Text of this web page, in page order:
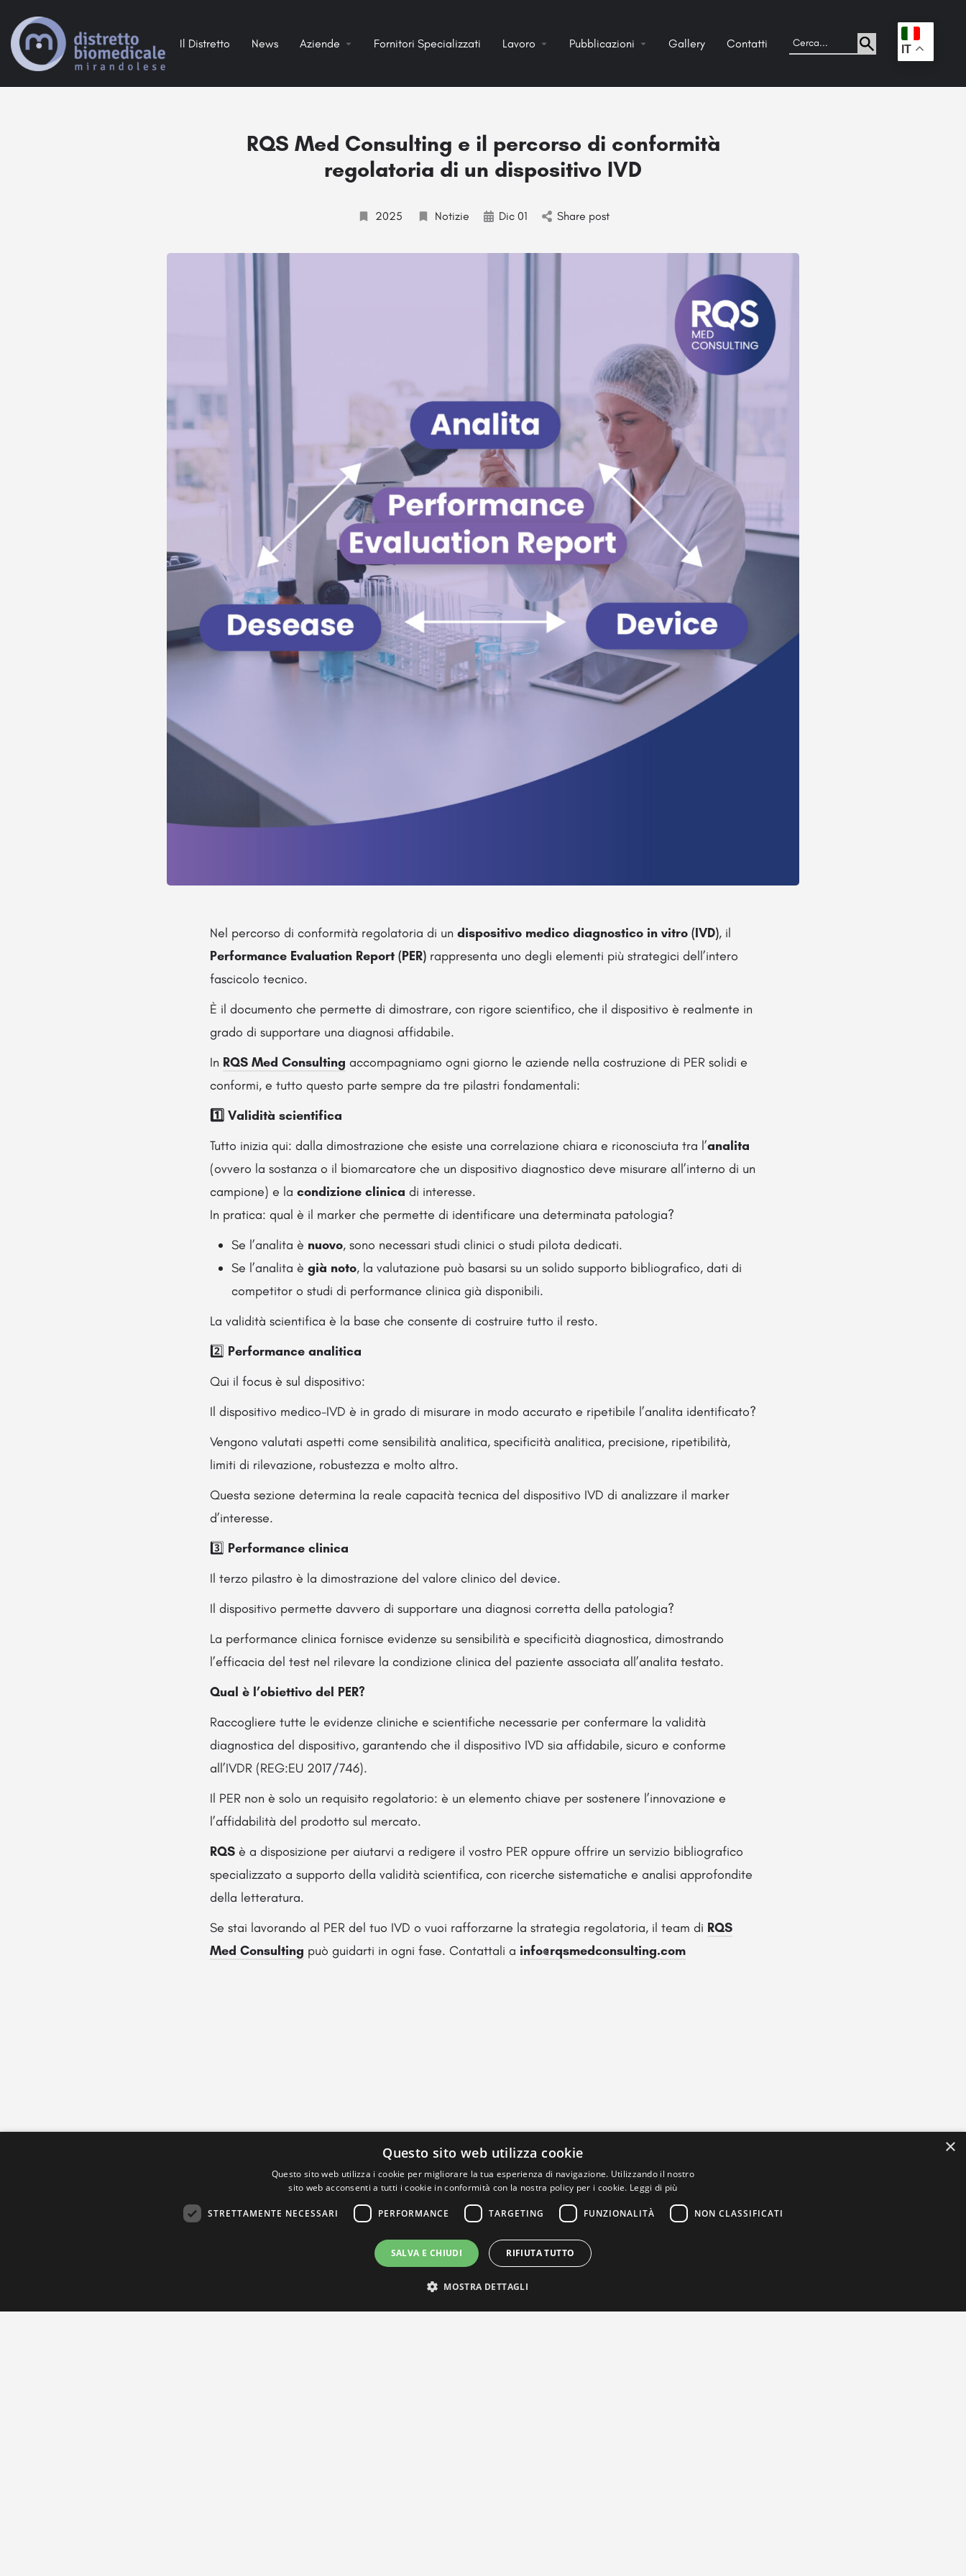
Il Distretto News Aziende Fornitori Specializzati Lavoro Pubblicazioni Gallery Contatti . IT
RQS Med Consulting e il percorso di conformità
regolatoria di un dispositivo IVD
2025 Notizie Dic 01 Share post
Nel percorso di conformità regolatoria di un dispositivo medico diagnostico in vitro (IVD), il
Performance Evaluation Report (PER) rappresenta uno degli elementi più strategici dell’intero
fascicolo tecnico.
È il documento che permette di dimostrare, con rigore scientifico, che il dispositivo è realmente in
grado di supportare una diagnosi affidabile.
In RQS Med Consulting accompagniamo ogni giorno le aziende nella costruzione di PER solidi e
conformi, e tutto questo parte sempre da tre pilastri fondamentali:
1️ ⃣ Validità scientifica
Tutto inizia qui: dalla dimostrazione che esiste una correlazione chiara e riconosciuta tra l’analita
(ovvero la sostanza o il biomarcatore che un dispositivo diagnostico deve misurare all’interno di un
campione) e la condizione clinica di interesse.
In pratica: qual è il marker che permette di identificare una determinata patologia?
Se l’analita è nuovo, sono necessari studi clinici o studi pilota dedicati.
Se l’analita è già noto, la valutazione può basarsi su un solido supporto bibliografico, dati di
competitor o studi di performance clinica già disponibili.
La validità scientifica è la base che consente di costruire tutto il resto.
2️⃣ Performance analitica
Qui il focus è sul dispositivo:
Il dispositivo medico-IVD è in grado di misurare in modo accurato e ripetibile l’analita identificato?
Vengono valutati aspetti come sensibilità analitica, specificità analitica, precisione, ripetibilità,
limiti di rilevazione, robustezza e molto altro.
Questa sezione determina la reale capacità tecnica del dispositivo IVD di analizzare il marker
d’interesse.
3️⃣ Performance clinica
Il terzo pilastro è la dimostrazione del valore clinico del device.
Il dispositivo permette davvero di supportare una diagnosi corretta della patologia?
La performance clinica fornisce evidenze su sensibilità e specificità diagnostica, dimostrando
l’efficacia del test nel rilevare la condizione clinica del paziente associata all’analita testato.
Qual è l’obiettivo del PER?
Raccogliere tutte le evidenze cliniche e scientifiche necessarie per confermare la validità
diagnostica del dispositivo, garantendo che il dispositivo IVD sia affidabile, sicuro e conforme
all’IVDR (REG:EU 2017/746).
Il PER non è solo un requisito regolatorio: è un elemento chiave per sostenere l’innovazione e
l’affidabilità del prodotto sul mercato.
RQS è a disposizione per aiutarvi a redigere il vostro PER oppure offrire un servizio bibliografico
specializzato a supporto della validità scientifica, con ricerche sistematiche e analisi approfondite
della letteratura.
Se stai lavorando al PER del tuo IVD o vuoi rafforzarne la strategia regolatoria, il team di RQS
Med Consulting può guidarti in ogni fase. Contattali a info@rqsmedconsulting.com
×
Questo sito web utilizza cookie
Questo sito web utilizza i cookie per migliorare la tua esperienza di navigazione. Utilizzando il nostro
sito web acconsenti a tutti i cookie in conformità con la nostra policy per i cookie. Leggi di più
STRETTAMENTE NECESSARI PERFORMANCE TARGETING FUNZIONALITÀ NON CLASSIFICATI
SALVA E CHIUDI RIFIUTA TUTTO
MOSTRA DETTAGLI